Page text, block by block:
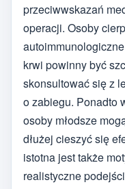
przeciwwskazań
operacji. Osoby
krwi powinny być
skonsultować się z
o zabiegu. Ponadto
osoby młodsze
dłużej cieszyć się
istotna jest także
realistyczne